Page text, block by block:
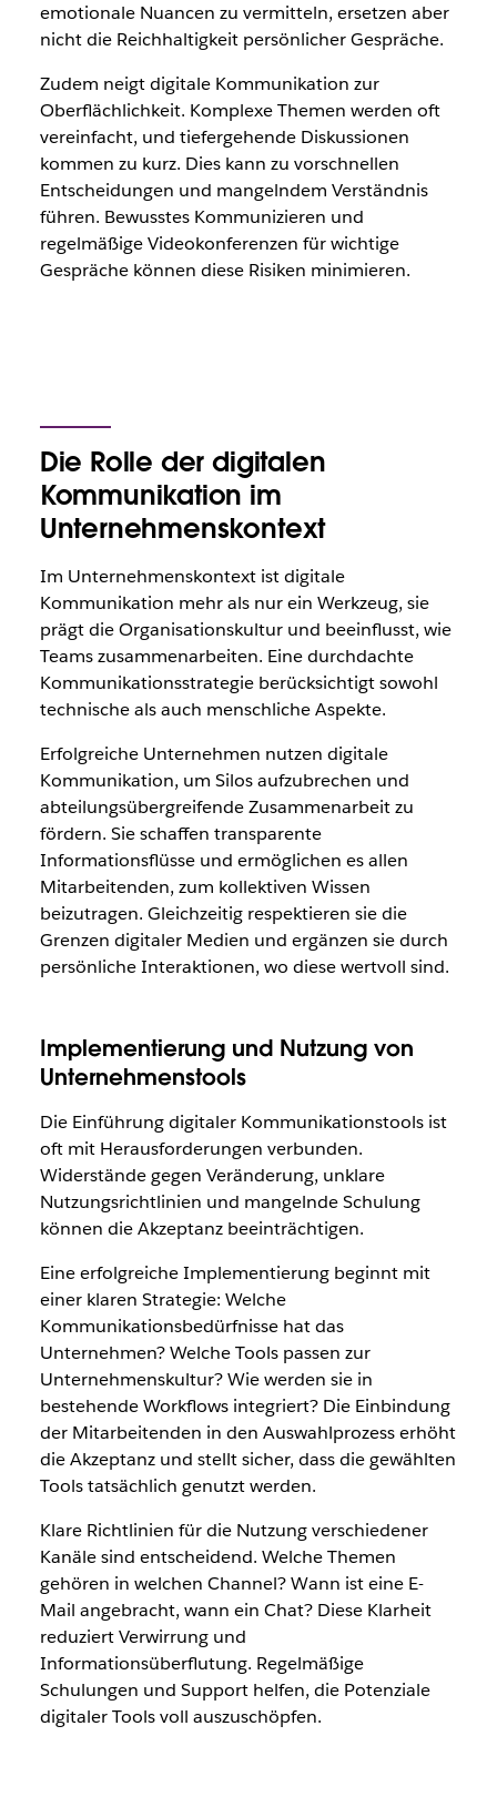
emotionale Nuancen zu vermitteln, ersetzen aber
nicht die Reichhaltigkeit persönlicher Gespräche.
Zudem neigt digitale Kommunikation zur
Oberflächlichkeit. Komplexe Themen werden oft
vereinfacht, und tiefergehende Diskussionen
kommen zu kurz. Dies kann zu vorschnellen
Entscheidungen und mangelndem Verständnis
führen. Bewusstes Kommunizieren und
regelmäßige Videokonferenzen für wichtige
Gespräche können diese Risiken minimieren.
Die Rolle der digitalen
Kommunikation im
Unternehmenskontext
Im Unternehmenskontext ist digitale
Kommunikation mehr als nur ein Werkzeug, sie
prägt die Organisationskultur und beeinflusst, wie
Teams zusammenarbeiten. Eine durchdachte
Kommunikationsstrategie berücksichtigt sowohl
technische als auch menschliche Aspekte.
Erfolgreiche Unternehmen nutzen digitale
Kommunikation, um Silos aufzubrechen und
abteilungsübergreifende Zusammenarbeit zu
fördern. Sie schaffen transparente
Informationsflüsse und ermöglichen es allen
Mitarbeitenden, zum kollektiven Wissen
beizutragen. Gleichzeitig respektieren sie die
Grenzen digitaler Medien und ergänzen sie durch
persönliche Interaktionen, wo diese wertvoll sind.
Implementierung und Nutzung von
Unternehmenstools
Die Einführung digitaler Kommunikationstools ist
oft mit Herausforderungen verbunden.
Widerstände gegen Veränderung, unklare
Nutzungsrichtlinien und mangelnde Schulung
können die Akzeptanz beeinträchtigen.
Eine erfolgreiche Implementierung beginnt mit
einer klaren Strategie: Welche
Kommunikationsbedürfnisse hat das
Unternehmen? Welche Tools passen zur
Unternehmenskultur? Wie werden sie in
bestehende Workflows integriert? Die Einbindung
der Mitarbeitenden in den Auswahlprozess erhöht
die Akzeptanz und stellt sicher, dass die gewählten
Tools tatsächlich genutzt werden.
Klare Richtlinien für die Nutzung verschiedener
Kanäle sind entscheidend. Welche Themen
gehören in welchen Channel? Wann ist eine E-
Mail angebracht, wann ein Chat? Diese Klarheit
reduziert Verwirrung und
Informationsüberflutung. Regelmäßige
Schulungen und Support helfen, die Potenziale
digitaler Tools voll auszuschöpfen.